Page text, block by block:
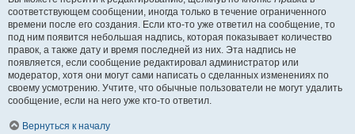
соответствующем сообщении, иногда только в течение ограниченного
времени после его создания. Если кто-то уже ответил на сообщение, то
под ним появится небольшая надпись, которая показывает количество
правок, а также дату и время последней из них. Эта надпись не
появляется, если сообщение редактировал администратор или
модератор, хотя они могут сами написать о сделанных изменениях по
своему усмотрению. Учтите, что обычные пользователи не могут удалить
сообщение, если на него уже кто-то ответил.
Вернуться к началу